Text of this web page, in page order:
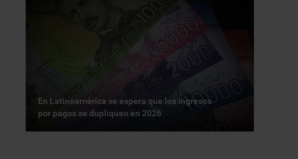
En Latinoamérica se espera que los ingresos
por pagos se dupliquen en 2026